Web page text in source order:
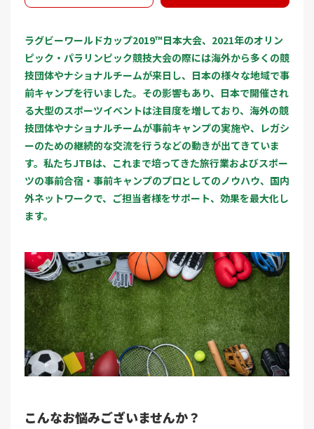
ラグビーワールドカップ2019™日本大会、2021年のオリン
ピック・パラリンピック競技大会の際には海外から多くの競
技団体やナショナルチームが来日し、日本の様々な地域で事
前キャンプを行いました。その影響もあり、日本で開催され
る大型のスポーツイベントは注目度を増しており、海外の競
技団体やナショナルチームが事前キャンプの実施や、レガシ
ーのための継続的な交流を行うなどの動きが出てきていま
す。私たちJTBは、これまで培ってきた旅行業およびスポー
ツの事前合宿・事前キャンプのプロとしてのノウハウ、国内
外ネットワークで、ご担当者様をサポート、効果を最大化し
ます。
こんなお悩みございませんか？